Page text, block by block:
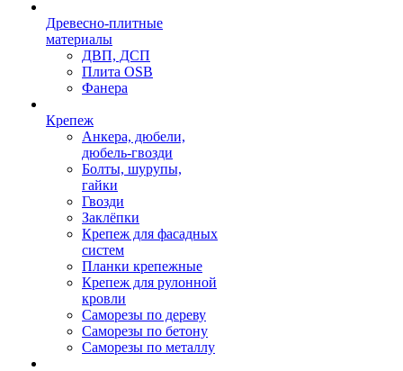
Древесно-плитные
материалы
ДВП, ДСП
Плита OSB
Фанера
Крепеж
Анкера, дюбели,
дюбель-гвозди
Болты, шурупы,
гайки
Гвозди
Заклёпки
Крепеж для фасадных
систем
Планки крепежные
Крепеж для рулонной
кровли
Саморезы по дереву
Саморезы по бетону
Саморезы по металлу